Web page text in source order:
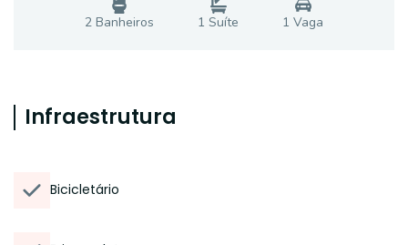
2 Banheiros 1 Suíte 1 Vaga
Infraestrutura
Bicicletário